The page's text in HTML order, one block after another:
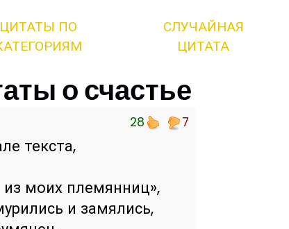
ЦИТАТЫ ПО
СЛУЧАЙНАЯ
ЦИТАТА
о счастье
28 7
текста,
из моих племянниц»,
и замялись,